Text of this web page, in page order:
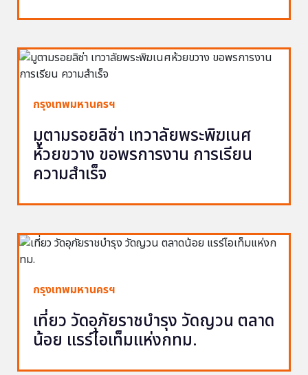
กรุงเทพมหานครฯ
มูตามรอยลิซ่า เทวาลัยพระพิฆเนศ
ห้วยขวาง ขอพรการงาน การเรียน
ความสำเร็จ
กรุงเทพมหานครฯ
เที่ยว วัดอุภัยราชบำรุง วัดญวน ตลาด
น้อย แรร์ไอเท็มแห่งกทม.